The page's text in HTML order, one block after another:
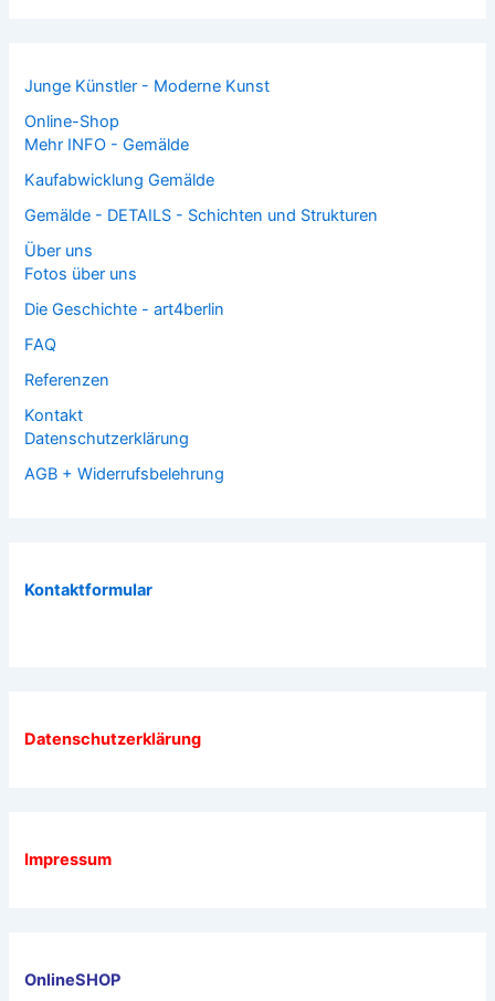
Junge Künstler - Moderne Kunst
Online-Shop
Mehr INFO - Gemälde
Kaufabwicklung Gemälde
Gemälde - DETAILS - Schichten und Strukturen
Über uns
Fotos über uns
Die Geschichte - art4berlin
FAQ
Referenzen
Kontakt
Datenschutzerklärung
AGB + Widerrufsbelehrung
Kontaktformular
Datenschutzerklärung
Impressum
OnlineSHOP